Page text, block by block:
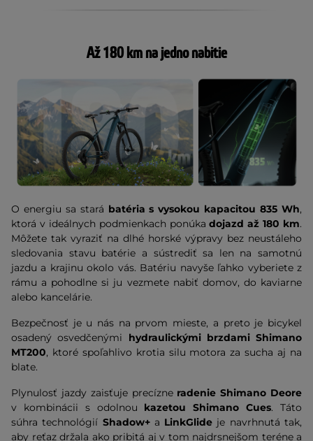
Až 180 km na jedno nabitie
O energiu sa stará batéria s vysokou kapacitou 835 Wh,
ktorá v ideálnych podmienkach ponúkadojazd až 180 km.
Môžete tak vyraziť na dlhé horské výpravy bez neustáleho
sledovania stavu batérie a sústrediť sa len na samotnú
jazdu a krajinu okolo vás. Batériu navyše ľahko vyberiete z
rámu a pohodlne si ju vezmete nabiť domov, do kaviarne
alebo kancelárie.
Bezpečnosť je u nás na prvom mieste, a preto je bicykel
osadený osvedčenými hydraulickými brzdami Shimano
MT200, ktoré spoľahlivo krotia silu motora za sucha aj na
blate.
Plynulosť jazdy zaisťuje precízne radenie Shimano Deore
v kombinácii s odolnou kazetou Shimano Cues. Táto
súhra technológií Shadow+ a LinkGlide je navrhnutá tak,
aby reťaz držala ako pribitá aj v tom najdrsnejšom teréne a